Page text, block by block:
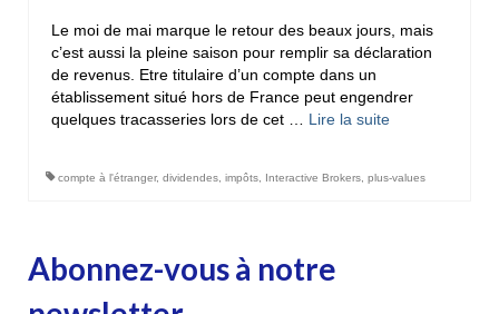
Le moi de mai marque le retour des beaux jours, mais
c’est aussi la pleine saison pour remplir sa déclaration
de revenus. Etre titulaire d’un compte dans un
établissement situé hors de France peut engendrer
quelques tracasseries lors de cet … Lire la suite­­
compte à l'étranger, dividendes, impôts, Interactive Brokers, plus-values
Abonnez-vous à notre